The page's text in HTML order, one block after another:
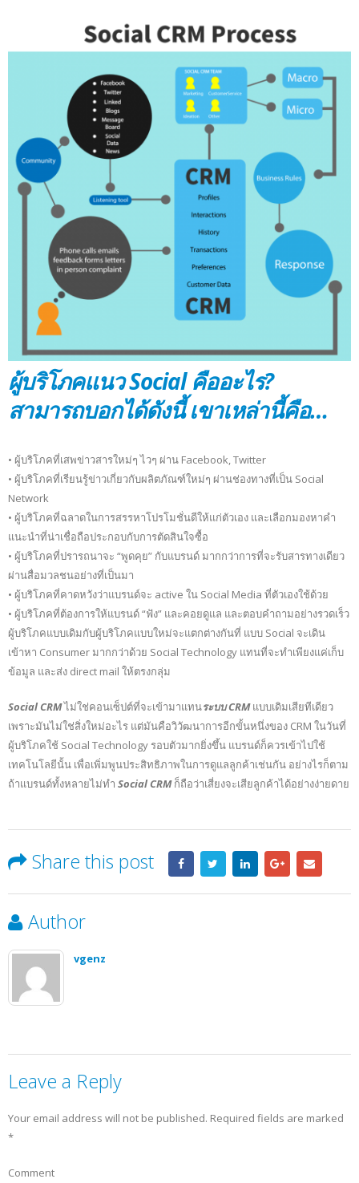
ผู้บริโภคแนว Social คืออะไร?
สามารถบอกได้ดังนี้ เขาเหล่านี้คือ…
• ผู้บริโภคที่เสพข่าวสารใหม่ๆ ไวๆ ผ่าน Facebook, Twitter
• ผู้บริโภคที่เรียนรู้ข่าวเกี่ยวกับผลิตภัณฑ์ใหม่ๆ ผ่านช่องทางที่เป็น Social
Network
• ผู้บริโภคที่ฉลาดในการสรรหาโปรโมชั่นดีให้แก่ตัวเอง และเลือกมองหาคำ
แนะนำที่น่าเชื่อถือประกอบกับการตัดสินใจซื้อ
• ผู้บริโภคที่ปรารถนาจะ “พูดคุย” กับแบรนด์ มากกว่าการที่จะรับสารทางเดียว
ผ่านสื่อมวลชนอย่างที่เป็นมา
• ผู้บริโภคที่คาดหวังว่าแบรนด์จะ active ใน Social Media ที่ตัวเองใช้ด้วย
• ผู้บริโภคที่ต้องการให้แบรนด์ “ฟัง” และคอยดูแล และตอบคำถามอย่างรวดเร็ว
ผู้บริโภคแบบเดิมกับผู้บริโภคแบบใหม่จะแตกต่างกันที่ แบบ Social จะเดิน
เข้าหา Consumer มากกว่าด้วย Social Technology แทนที่จะทำเพียงแค่เก็บ
ข้อมูล และส่ง direct mail ให้ตรงกลุ่ม
Social CRMไม่ใช่คอนเซ็ปต์ที่จะเข้ามาแทนระบบ CRM แบบเดิมเสียทีเดียว
เพราะมันไม่ใช่สิ่งใหม่อะไร แต่มันคือวิวัฒนาการอีกขั้นหนึ่งของ CRM ในวันที่
ผู้บริโภคใช้ Social Technology รอบตัวมากยิ่งขึ้น แบรนด์ก็ควรเข้าไปใช้
เทคโนโลยีนั้น เพื่อเพิ่มพูนประสิทธิภาพในการดูแลลูกค้าเช่นกัน อย่างไรก็ตาม
ถ้าแบรนด์ทั้งหลายไม่ทำ Social CRMก็ถือว่าเสี่ยงจะเสียลูกค้าได้อย่างง่ายดาย
Share this post
Author
vgenz
Leave a Reply
Your email address will not be published. Required fields are marked
*
Comment